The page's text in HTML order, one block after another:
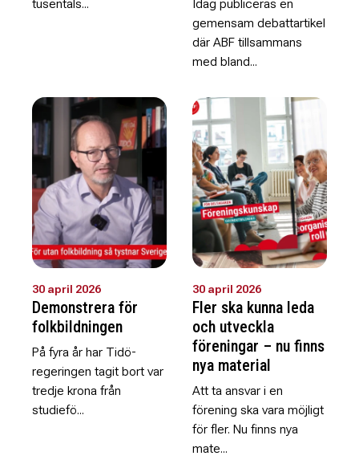
tusentals...
Idag publiceras en
gemensam debattartikel
där ABF tillsammans
med bland...
30 april 2026
Demonstrera för
folkbildningen
På fyra år har Tidö-
regeringen tagit bort var
tredje krona från
studiefö...
30 april 2026
Fler ska kunna leda
och utveckla
föreningar – nu finns
nya material
Att ta ansvar i en
förening ska vara möjligt
för fler. Nu finns nya
mate...